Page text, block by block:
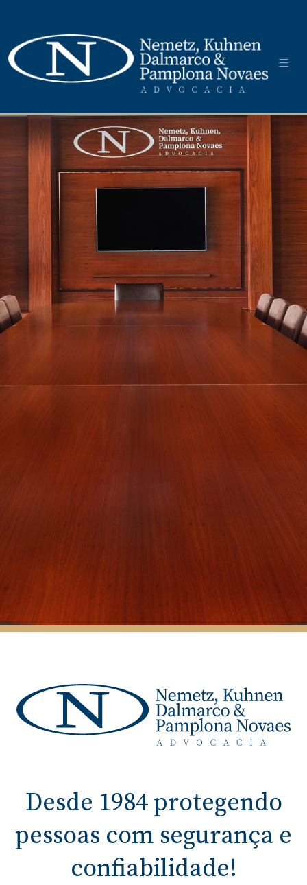
Desde 1984 protegendo
pessoas com segurança e
confiabilidade!